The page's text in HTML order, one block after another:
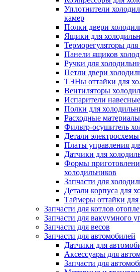
Уплотнители
камер
Полки двери
Ящики для
Терморегуляторы
Панели ящиков
Ручки для
Петли двери
ТЭНы оттайки для
Вентиляторы
Испарители
Полки для
Расходные
Фильтр-осушитель
Детали
Платы управления
Датчики для
Формы
холодильников
Запчасти для
Детали корпуса для
Таймеры оттайки для
Запчасти для котлов
Запчасти для вакуумного
Запчасти для весов
Запчасти для автомобилей
Датчики для
Аксессуары для
Запчасти для